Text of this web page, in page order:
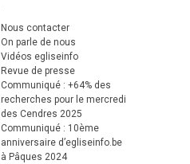
Nous contacter
On parle de nous
Vidéos egliseinfo
Revue de presse
Communiqué : +64% des
recherches pour le mercredi
des Cendres 2025
Communiqué : 10ème
anniversaire d’egliseinfo.be
à Pâques 2024